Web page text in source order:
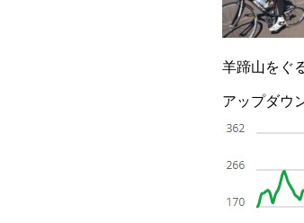
羊蹄山をぐ
アップダウ